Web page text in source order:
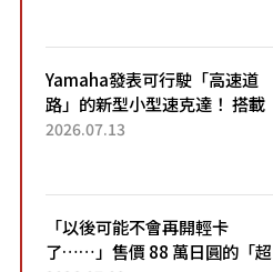
Yamaha發表可行駛「高速道
路」的新型小型速克達！ 搭載
能享受超強勁「渦輪感」的動
2026.07.13
「以後可能不會再開輕卡
了……」售價 88 萬日圓的「超